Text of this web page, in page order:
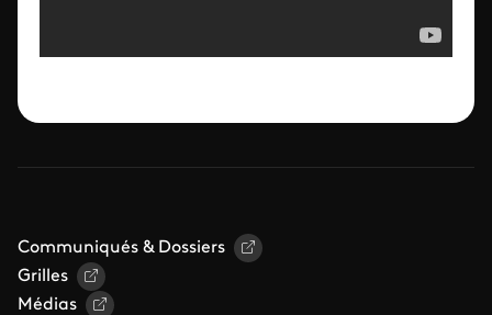
Communiqués & Dossiers
Grilles
Médias